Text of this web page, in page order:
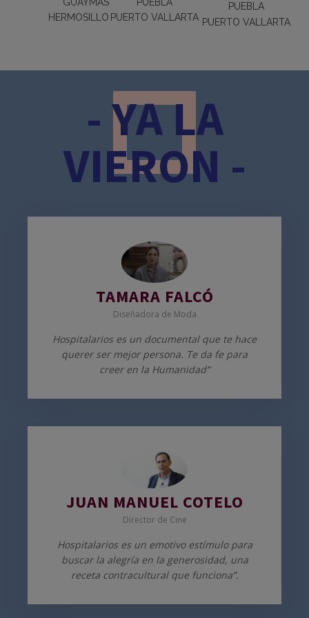
HERMOSILLO PUERTO VALLARTA
PUEBLA
PUERTO VALLARTA
- YA LA
VIERON -
TAMARA FALCÓ
Diseñadora de Moda
Hospitalarios es un documental que te hace
querer ser mejor persona. Te da fe para
creer en la Humanidad”
JUAN MANUEL COTELO
Director de Cine
Hospitalarios es un emotivo estímulo para
buscar la alegría en la generosidad, una
receta contracultural que funciona”.